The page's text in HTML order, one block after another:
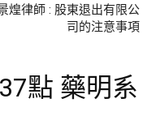
煌律師 : 股東退出有限公
司的注意事項
點 藥明系